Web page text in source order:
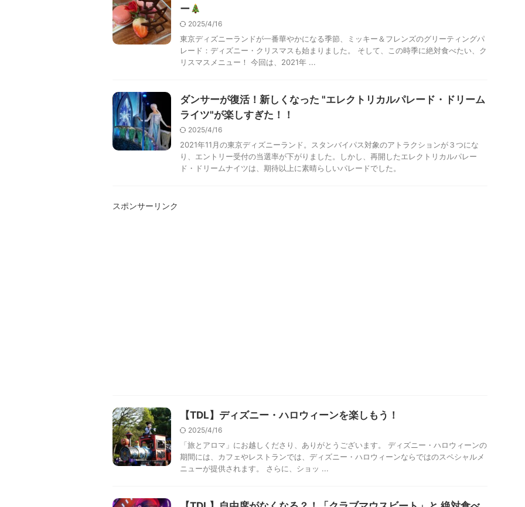
ー
2025/4/16
東京ディズニーランドが一番華やかになる季節、ミッキー＆フレンズのグリーティングパ
レード：ディズニー・クリスマスも始まりました。 そして、この時季に絶対食べたい、ク
リスマスメニュー！ 今回は、2021年 ...
ダンサーが復活！新しくなった "エレクトリカルパレード・ドリーム
ライツ"が楽しすぎた！！
2025/4/16
2021年11月の東京ディズニーランド。スタンバイパス対象のアトラクションが３つにな
り、エントリー受付の当選率が下がりました。しかし、再開したエレクトリカルパレー
ド・ドリームナイツは、期待以上に素晴らしいパレードでした。
スポンサーリンク
【TDL】ディズニー・ハロウィーンを楽しもう！
2025/4/16
「旅とアロマ」にお越しくださり、ありがとうございます。 ディズニー・ハロウィーンの
期間には、カフェやレストランでは、ディズニー・ハロウィーンならではのスペシャルメ
ニューが提供されます。 さらに、ショッ ...